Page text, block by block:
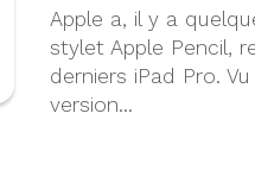
Apple a, il y a
stylet Apple Pencil,
derniers iPad Pro.
version...